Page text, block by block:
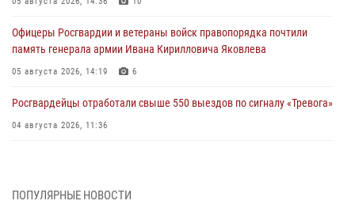
Офицеры Росгвардии и ветераны войск правопорядка почтили
память генерала армии Ивана Кирилловича Яковлева
05 августа 2026, 14:19 6
Росгвардейцы отработали свыше 550 выездов по сигналу «Тревога»
04 августа 2026, 11:36
04 августа 2026, 09:05
ПОПУЛЯРНЫЕ НОВОСТИ